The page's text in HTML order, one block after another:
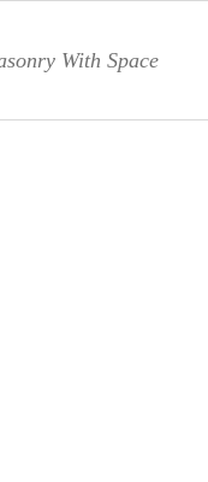
With Space